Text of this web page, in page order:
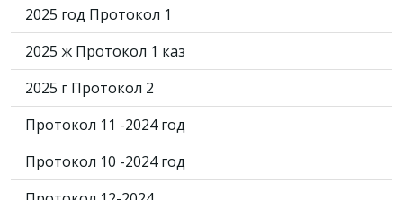
2025 год Протокол 1
2025 ж Протокол 1 каз
2025 г Протокол 2
Протокол 11 -2024 год
Протокол 10 -2024 год